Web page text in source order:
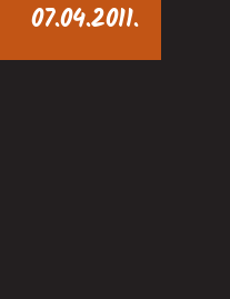
07.04.2011.